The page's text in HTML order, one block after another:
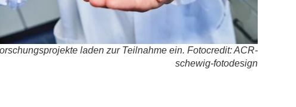
laden zur Teilnahme ein. Fotocredit: ACR-
schewig-fotodesign